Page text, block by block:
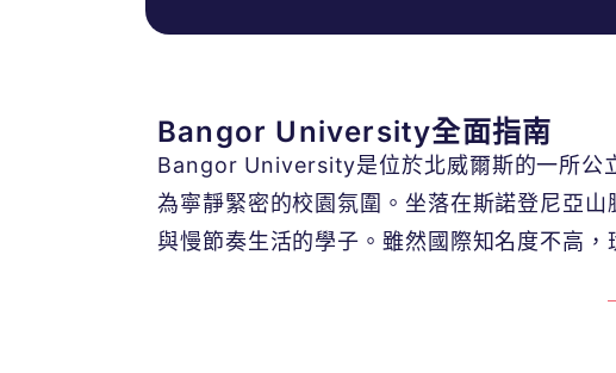
Bangor University全面指南
Bangor University是位於北威爾斯的一所公
為寧靜緊密的校園氛圍。坐落在斯諾登尼亞
與慢節奏生活的學子。雖然國際知名度不高